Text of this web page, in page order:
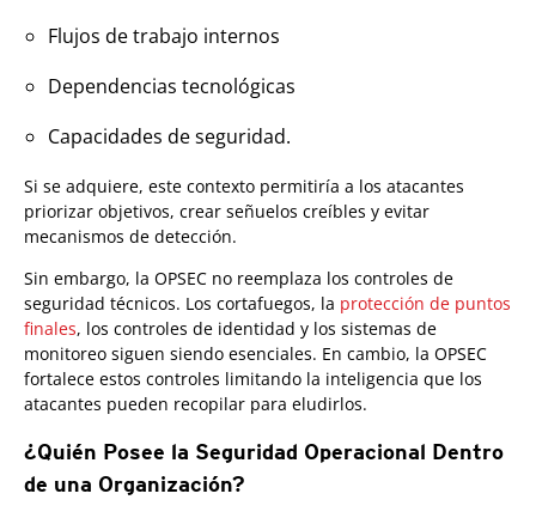
Flujos de trabajo internos
Dependencias tecnológicas
Capacidades de seguridad.
Si se adquiere, este contexto permitiría a los atacantes
priorizar objetivos, crear señuelos creíbles y evitar
mecanismos de detección.
Sin embargo, la OPSEC no reemplaza los controles de
seguridad técnicos. Los cortafuegos, la protección de puntos
finales, los controles de identidad y los sistemas de
monitoreo siguen siendo esenciales. En cambio, la OPSEC
fortalece estos controles limitando la inteligencia que los
atacantes pueden recopilar para eludirlos.
¿Quién Posee la Seguridad Operacional Dentro
de una Organización?